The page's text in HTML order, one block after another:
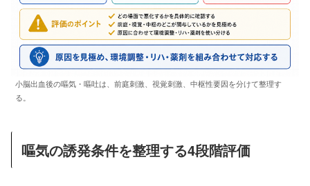
小脳出血後の嘔気・嘔吐は、前庭刺激、視覚刺激、中枢性要因を分けて整理す
る。
嘔気の誘発条件を整理する4段階評価